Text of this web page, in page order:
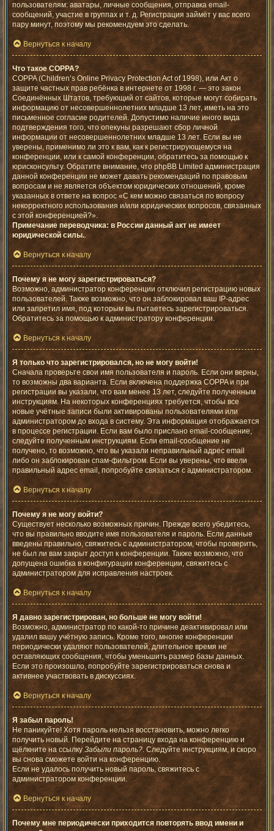
пользователям: аватары, личные сообщения, отправка email-
сообщений, участие в группах и т. д. Регистрация займёт у вас всего
пару минут, поэтому мы рекомендуем это сделать.
Вернуться к началу
Что такое COPPA?
COPPA (Children’s Online Privacy Protection Act of 1998), или Акт о
защите частных прав ребёнка в интернете от 1998 г. — это закон
Соединённых Штатов, требующий от сайтов, которые могут собирать
информацию от несовершеннолетних младше 13 лет, иметь на это
письменное согласие родителей. Допустимо наличие иного вида
подтверждения того, что опекуны разрешают сбор личной
информации от несовершеннолетних младше 13 лет. Если вы не
уверены, применимо ли это к вам, как к регистрирующемуся на
конференции, или к самой конференции, обратитесь за помощью к
юрисконсульту. Обратите внимание, что phpBB Limited администрация
данной конференции не может давать рекомендаций по правовым
вопросам и не является объектом юридических отношений, кроме
указанных в ответе на вопрос «С кем можно связаться по вопросу
некорректного использования и/или юридических вопросов, связанных
с этой конференцией?».
Примечание переводчика: в России данный акт не имеет
юридической силы..
Вернуться к началу
Почему я не могу зарегистрироваться?
Возможно, администратор конференции отключил регистрацию новых
пользователей. Также возможно, что он заблокировал ваш IP-адрес
или запретил имя, под которым вы пытаетесь зарегистрироваться.
Обратитесь за помощью к администратору конференции.
Вернуться к началу
Я только что зарегистрировался, но не могу войти!
Сначала проверьте свои имя пользователя и пароль. Если они верны,
то возможны два варианта. Если включена поддержка COPPA и при
регистрации вы указали, что вам менее 13 лет, следуйте полученным
инструкциям. На некоторых конференциях требуется, чтобы все
новые учётные записи были активированы пользователями или
администратором до входа в систему. Эта информация отображается
в процессе регистрации. Если вам было прислано email-сообщение,
следуйте полученным инструкциям. Если email-сообщение не
получено, то возможно, что вы указали неправильный адрес email
либо он заблокирован спам-фильтром. Если вы уверены, что ввели
правильный адрес email, попробуйте связаться с администратором.
Вернуться к началу
Почему я не могу войти?
Существует несколько возможных причин. Прежде всего убедитесь,
что вы правильно вводите имя пользователя и пароль. Если данные
введены правильно, свяжитесь с администратором, чтобы проверить,
не был ли вам закрыт доступ к конференции. Также возможно, что
допущена ошибка в конфигурации конференции, свяжитесь с
администратором для исправления настроек.
Вернуться к началу
Я давно зарегистрирован, но больше не могу войти!
Возможно, администратор по какой-то причине деактивировал или
удалил вашу учётную запись. Кроме того, многие конференции
периодически удаляют пользователей, длительное время не
оставляющих сообщения, чтобы уменьшить размер базы данных.
Если это произошло, попробуйте зарегистрироваться снова и
активнее участвовать в дискуссиях.
Вернуться к началу
Я забыл пароль!
Не паникуйте! Хотя пароль нельзя восстановить, можно легко
получить новый. Перейдите на страницу входа на конференцию и
щёлкните на ссылкуЗабыли пароль?. Следуйте инструкциям, и скоро
вы снова сможете войти на конференцию.
Если не удалось получить новый пароль, свяжитесь с
администратором конференции.
Вернуться к началу
Почему мне периодически приходится повторять ввод имени и